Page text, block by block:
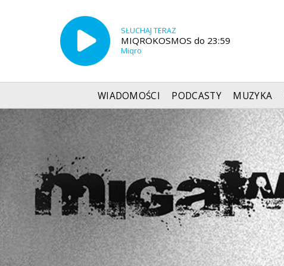
SŁUCHAJ TERAZ
MIQROKOSMOS do 23:59
Miqro
WIADOMOŚCI PODCASTY MUZYKA